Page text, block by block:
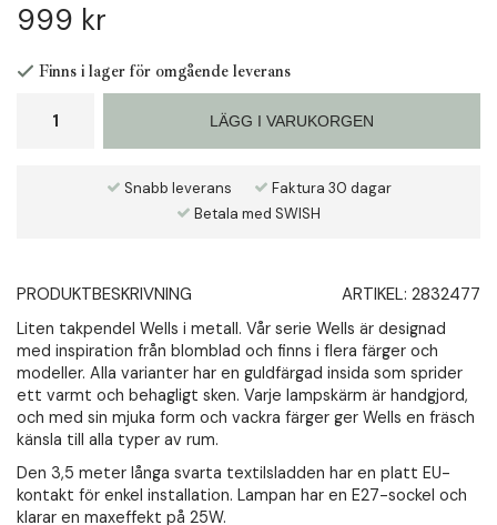
999 kr
Finns i lager för omgående leverans
LÄGG I VARUKORGEN
Snabb leverans
Faktura 30 dagar
Betala med SWISH
PRODUKTBESKRIVNING ARTIKEL: 2832477
Liten takpendel Wells i metall. Vår serie Wells är designad
med inspiration från blomblad och finns i flera färger och
modeller. Alla varianter har en guldfärgad insida som sprider
ett varmt och behagligt sken. Varje lampskärm är handgjord,
och med sin mjuka form och vackra färger ger Wells en fräsch
känsla till alla typer av rum.
Den 3,5 meter långa svarta textilsladden har en platt EU-
kontakt för enkel installation. Lampan har en E27-sockel och
klarar en maxeffekt på 25W.